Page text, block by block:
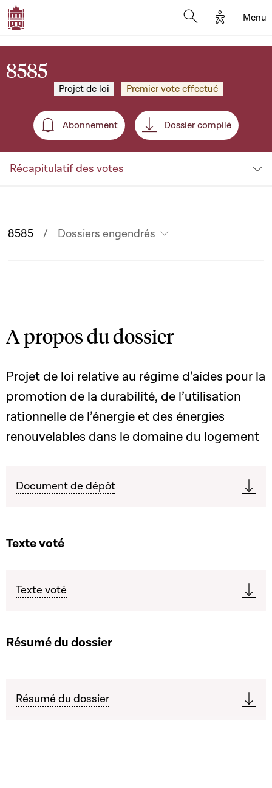
Options
Menu
8585
Projet de loi Premier vote effectué
Abonnement
Abonnement Dossier compilé
Récapitulatif des votes
8585 Dossiers engendrés
A propos du dossier
Projet de loi relative au régime d’aides pour la
promotion de la durabilité, de l’utilisation
rationnelle de l’énergie et des énergies
renouvelables dans le domaine du logement
Document de dépôt
Texte voté
Texte voté
Résumé du dossier
Résumé du dossier